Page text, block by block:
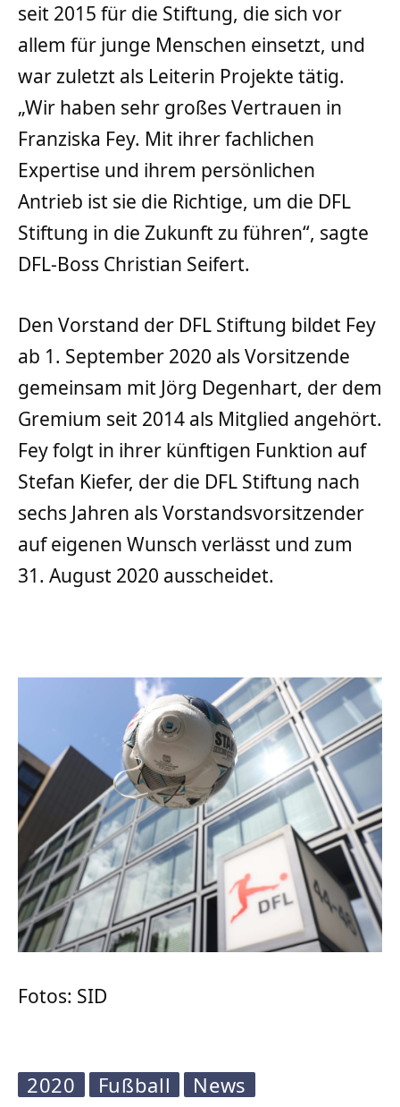
seit 2015 für die Stiftung, die sich vor
allem für junge Menschen einsetzt, und
war zuletzt als Leiterin Projekte tätig.
„Wir haben sehr großes Vertrauen in
Franziska Fey. Mit ihrer fachlichen
Expertise und ihrem persönlichen
Antrieb ist sie die Richtige, um die DFL
Stiftung in die Zukunft zu führen“, sagte
DFL-Boss Christian Seifert.
Den Vorstand der DFL Stiftung bildet Fey
ab 1. September 2020 als Vorsitzende
gemeinsam mit Jörg Degenhart, der dem
Gremium seit 2014 als Mitglied angehört.
Fey folgt in ihrer künftigen Funktion auf
Stefan Kiefer, der die DFL Stiftung nach
sechs Jahren als Vorstandsvorsitzender
auf eigenen Wunsch verlässt und zum
31. August 2020 ausscheidet.
Fotos: SID
2020 Fußball News